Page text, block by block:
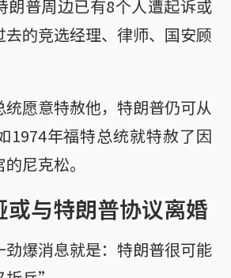
朗普周边已有8个人遭起诉或
去的竞选经理、律师、国安顾
愿意特赦他，特朗普仍可从
1974年福特总统就特赦了因
尼克松。
或与特朗普协议离婚
爆消息就是：特朗普很可能